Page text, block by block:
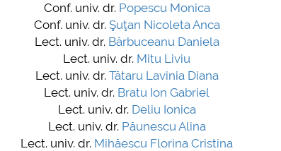
Conf. univ. dr. Popescu Monica
Conf. univ. dr. Şuţan Nicoleta Anca
Lect. univ. dr. Bărbuceanu Daniela
Lect. univ. dr. Mitu Liviu
Lect. univ. dr. Tătaru Lavinia Diana
Lect. univ. dr. Bratu Ion Gabriel
Lect. univ. dr. Deliu Ionica
Lect. univ. dr. Păunescu Alina
Lect. univ. dr. Mihăescu Florina Cristina
plus d'info...
plus d'info...